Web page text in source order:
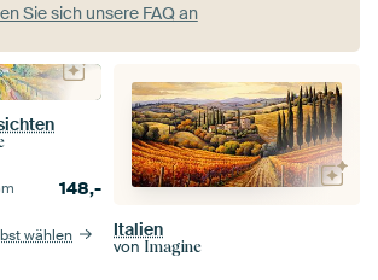
Sie sich unsere FAQ an
148,-
wählen Italien
von Imagine